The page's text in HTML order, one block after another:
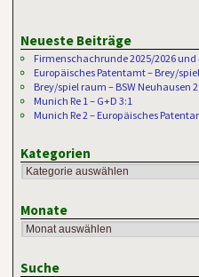
Neueste Beiträge
Firmenschachrunde 2025/2026
Europäisches Patentamt – Brey/
Brey/spiel raum – BSW Neuhausen
Munich Re 1 – G+D 3:1
Munich Re 2 – Europäisches
Kategorien
Monate
Suche